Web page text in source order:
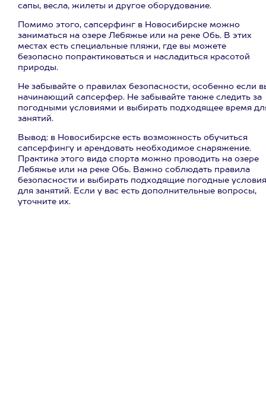
сапы, весла, жилеты и другое оборудование.
Помимо этого, сапсерфинг в Новосибирске можно
заниматься на озере Лебяжье или на реке Обь. В этих
местах есть специальные пляжи, где вы можете
безопасно попрактиковаться и насладиться красотой
природы.
Не забывайте о правилах безопасности, особенно если
начинающий сапсерфер. Не забывайте также следить за
погодными условиями и выбирать подходящее время
занятий.
Вывод: в Новосибирске есть возможность обучиться
сапсерфингу и арендовать необходимое снаряжение.
Практика этого вида спорта можно проводить на озере
Лебяжье или на реке Обь. Важно соблюдать правила
безопасности и выбирать подходящие погодные условия
для занятий. Если у вас есть дополнительные вопросы,
уточните их.